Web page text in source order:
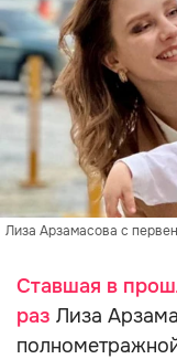
Лиза Арзамасова с
Ставшая в
раз Лиза